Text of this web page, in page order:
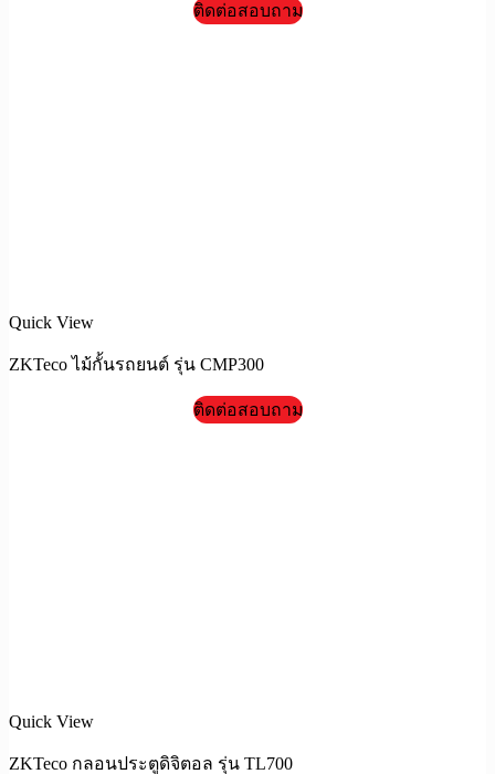
ติดต่อสอบถาม
Quick View
ZKTeco ไม้กั้นรถยนต์ รุ่น CMP300
ติดต่อสอบถาม
Quick View
ZKTeco กลอนประตูดิจิตอล รุ่น TL700